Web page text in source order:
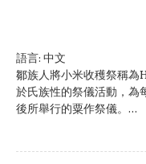
語言: 中文
鄒族人將小米收穫祭稱
於氏族性的祭儀活動，為
後所舉行的粟作祭儀。...